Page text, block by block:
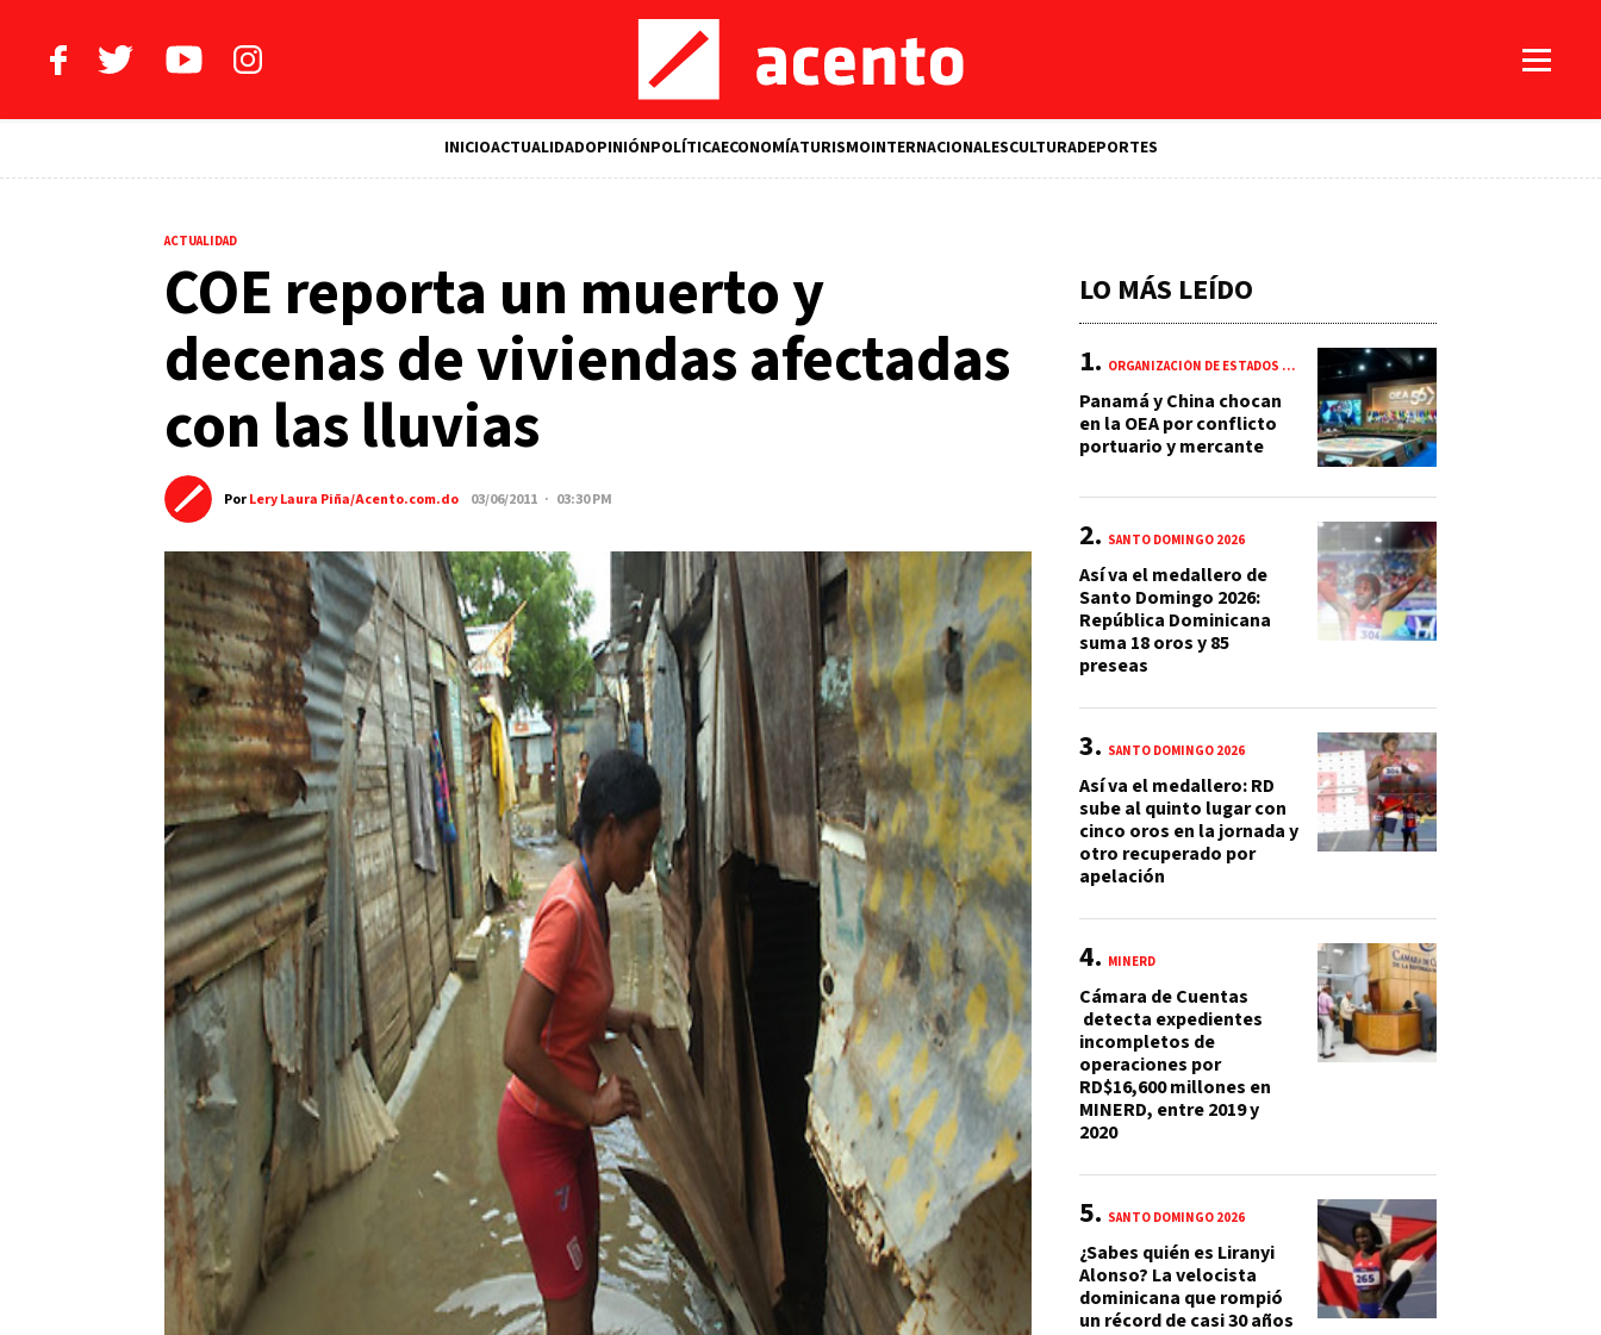
INICIOACTUALIDADOPINIÓNPOLÍTICAECONOMÍATURISMOINTERNACIONALESCULTURADEPORTES
ACTUALIDAD
COE reporta un muerto y
decenas de viviendas afectadas
con las lluvias
PorLery Laura Piña/Acento.com.do 03/06/2011 · 03:30 PM
LO MÁS LEÍDO
ORGANIZACIÓN DE ESTADOS AMERICANOS (OEA)
Panamá y China chocan
en la OEA por conflicto
portuario y mercante
SANTO DOMINGO 2026
Así va el medallero de
Santo Domingo 2026:
República Dominicana
suma 18 oros y 85
preseas
SANTO DOMINGO 2026
Así va el medallero: RD
sube al quinto lugar con
cinco oros en la jornada y
otro recuperado por
apelación
MINERD
Cámara de Cuentas
detecta expedientes
incompletos de
operaciones por
RD$16,600 millones en
MINERD, entre 2019 y
2020
SANTO DOMINGO 2026
¿Sabes quién es Liranyi
Alonso? La velocista
dominicana que rompió
un récord de casi 30 años